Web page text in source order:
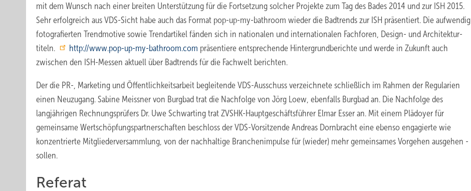
mit dem Wunsch nach einer breiten Unterstützung für die Fortsetzung solcher Projekte zum Tag des Bades 2014 und zur ISH 2015.
Sehr erfolgreich aus VDS-Sicht habe auch das Format pop-up-my-bathroom wieder die Badtrends zur ISH präsentiert. Die aufwendig
fotografierten Trendmotive sowie Trendartikel fänden sich in nationalen und internationalen Fachforen, Design- und Architektur­
titeln.
http://www.pop-up-my-bathroom.com präsentiere entsprechende Hintergrundberichte und werde in Zukunft auch
zwischen den ISH-Messen aktuell über Badtrends für die Fachwelt berichten.
Der die PR-, Marketing und Öffentlichkeitsarbeit begleitende VDS-Ausschuss verzeichnete schließlich im Rahmen der Regularien
einen Neuzugang. Sabine Meissner von Burgbad trat die Nachfolge von Jörg Loew, ebenfalls Burgbad an. Die Nachfolge des
langjährigen Rechnungsprüfers Dr. Uwe Schwarting trat ZVSHK-Hauptgeschäftsführer Elmar Esser an. Mit einem Plädoyer für
gemeinsame Wertschöpfungspartnerschaften beschloss der VDS-Vorsitzende Andreas Dornbracht eine ebenso engagierte wie
konzentrierte Mitgliederversammlung, von der nachhaltige Branchenimpulse für (wieder) mehr gemeinsames Vorgehen ausgehen ­
sollen.
Referat